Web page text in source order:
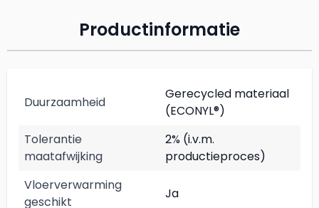
Productinformatie
Duurzaamheid
Gerecycled materiaal
(ECONYL®)
Tolerantie
maatafwijking
2% (i.v.m.
productieproces)
Vloerverwarming
geschikt
Ja